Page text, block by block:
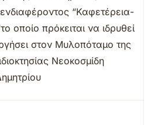
ενδιαφέροντος “Καφετέρεια-
οποίο πρόκειται να ιδρυθεί
στον Μυλοπόταμο της
Νεοκοσμίδη